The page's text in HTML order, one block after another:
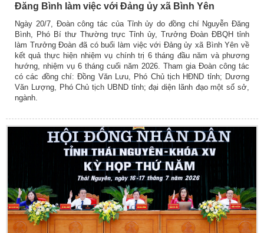
Đăng Bình làm việc với Đảng ủy xã Bình Yên
Ngày 20/7, Đoàn công tác của Tỉnh ủy do đồng chí Nguyễn Đăng
Bình, Phó Bí thư Thường trực Tỉnh ủy, Trưởng Đoàn ĐBQH tỉnh
làm Trưởng Đoàn đã có buổi làm việc với Đảng ủy xã Bình Yên về
kết quả thực hiện nhiệm vụ chính trị 6 tháng đầu năm và phương
hướng, nhiệm vụ 6 tháng cuối năm 2026. Tham gia Đoàn công tác
có các đồng chí: Đồng Văn Lưu, Phó Chủ tịch HĐND tỉnh; Dương
Văn Lượng, Phó Chủ tịch UBND tỉnh; đại diện lãnh đạo một số sở,
ngành.